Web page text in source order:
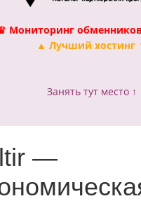
Мониторинг
▲ Лучший хостинг
Занять тут место ↑
—